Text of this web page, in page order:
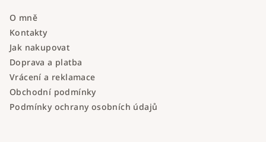
O mně
Kontakty
Jak nakupovat
Doprava a platba
Vrácení a reklamace
Obchodní podmínky
Podmínky ochrany osobních údajů